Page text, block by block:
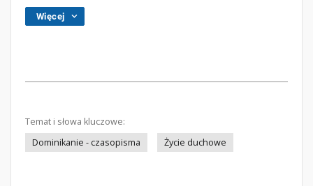
Więcej
Temat i słowa kluczowe:
Dominikanie - czasopisma
Życie duchowe